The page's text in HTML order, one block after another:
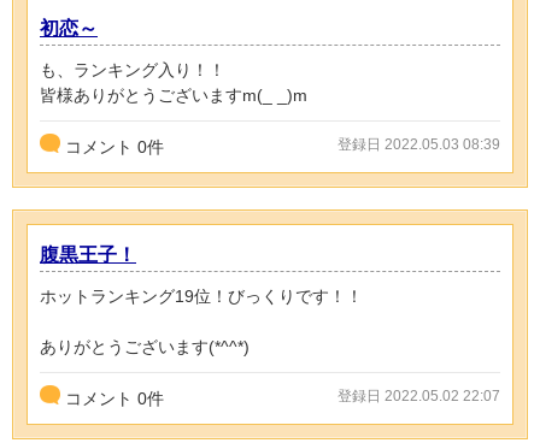
初恋～
も、ランキング入り！！
皆様ありがとうございますm(_ _)m
コメント 0件 登録日 2022.05.03 08:39
腹黒王子！
ホットランキング19位！びっくりです！！
ありがとうございます(*^^*)
コメント 0件 登録日 2022.05.02 22:07